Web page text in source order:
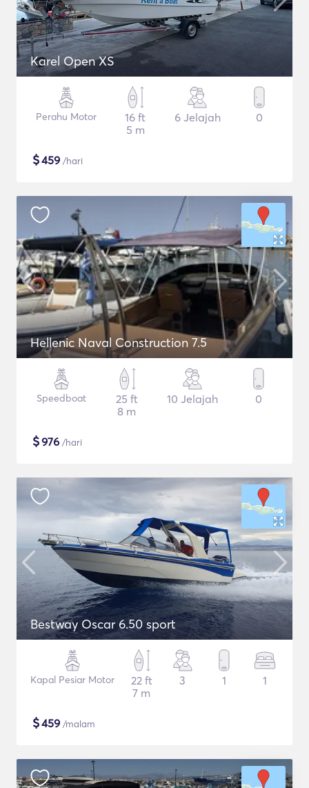
Karel Open XS
Perahu Motor
16 ft
5 m
6 Jelajah 0
$459 /hari
Hellenic Naval Construction 7.5
Speedboat
25 ft
8 m
10 Jelajah 0
$976 /hari
Bestway Oscar 6.50 sport
Kapal Pesiar Motor
22 ft
7 m
3 1 1
$459 /malam